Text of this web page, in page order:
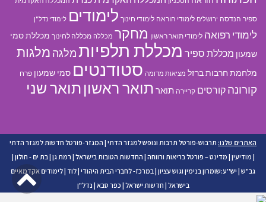
ספיר הנדסה ירושלים לימודי הוראה לימודי חינוך לימודים לימודי נדל"ן
לימודי רפואה לימודי תואר ראשון מחקר מכללה מכללה לחינוך מכללת סמי
שמעון מכללת ספיר מכללת תלפיות מלגה מלגות
מלחמת חרבות ברזל מציאות מדומה סטודנטים סמי שמעון פרח
קורונה קורסים קריירה תואר תואר ראשון תואר שני
האתרים שלנו: תרבוש-פורטל תרבות ונופש למגזר הדתי | המגזר-פורטל חדשות למגזר הדתי
| מודיעין | מדינט – פורטל בריאות ורווחה | החדשות הטובות בישראל | רמת גן | בת ים - חולון |
גב"ש | יש''ע:שומרון בנימין וגוש עציון | במרכז- לחברי הבית היהודי |לוד |לימודים אקדמאיים
בישראל | חדשות ישראל | כפר סבא | נדל"ן